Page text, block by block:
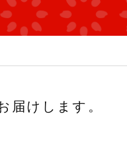
届けします。